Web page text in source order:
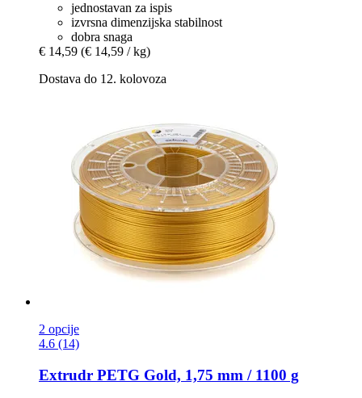
jednostavan za ispis
izvrsna dimenzijska stabilnost
dobra snaga
€ 14,59 (€ 14,59 / kg)
Dostava do 12. kolovoza
2 opcije
4.6 (14)
Extrudr PETG Gold, 1,75 mm / 1100 g